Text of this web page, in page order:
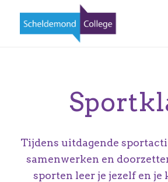
Tijdens uitdagende
samenwerken en
sporten leer je jezelf en je